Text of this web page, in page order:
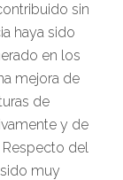
sin
haya sido
en los
mejora de
de
y de
Respecto del
muy